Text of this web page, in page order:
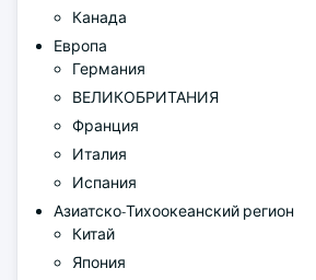
Канада
Европа
Германия
ВЕЛИКОБРИТАНИЯ
Франция
Италия
Испания
Азиатско-Тихоокеанский регион
Китай
Япония